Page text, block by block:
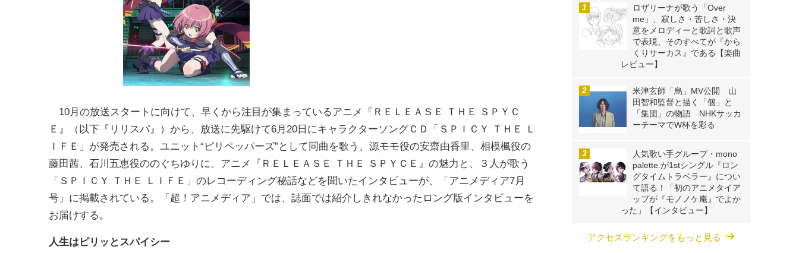
10月の放送スタートに向けて、早くから注目が集まっているアニメ『ＲＥＬＥＡＳＥ ＴＨＥ ＳＰＹＣ
Ｅ』（以下『リリスパ』）から、放送に先駆けて6月20日にキャラクターソングＣＤ「ＳＰＩＣＹ ＴＨＥ Ｌ
ＩＦＥ」が発売される。ユニット“ピリペッパーズ”として同曲を歌う、源モモ役の安齋由香里、相模楓役の
藤田茜、石川五恵役ののぐちゆりに、アニメ『ＲＥＬＥＡＳＥ ＴＨＥ ＳＰＹＣＥ』の魅力と、３人が歌う
「ＳＰＩＣＹ ＴＨＥ ＬＩＦＥ」のレコーディング秘話などを聞いたインタビューが、「アニメディア7月
号」に掲載されている。「超！アニメディア」では、誌面では紹介しきれなかったロング版インタビューを
お届けする。
人生はピリッとスパイシー
ロザリーナが歌う「Over
me」、寂しさ・苦しさ・決
意をメロディーと歌詞と歌声
で表現、そのすべてが『から
くりサーカス』である【楽曲
レビュー】
米津玄師「烏」MV公開 山
田智和監督と描く「個」と
「集団」の物語 NHKサッカ
ーテーマでW杯を彩る
人気歌い手グループ・mono
palette.が1stシングル『ロン
グタイムトラベラー』につい
て語る！「初のアニメタイア
ップが『モノノケ庵』でよか
った」【インタビュー】
アクセスランキングをもっと見る